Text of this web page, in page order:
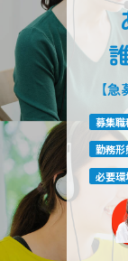
【
募集職
勤務形
必要環